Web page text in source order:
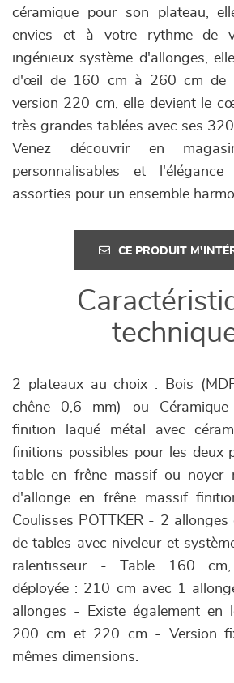
céramique pour son plateau,
envies et à votre rythme de
ingénieux système d'allonges,
d'œil de 160 cm à 260 cm de
version 220 cm, elle devient le
très grandes tablées avec ses
Venez découvrir en
personnalisables et
assorties pour un ensemble
CE PRODUIT
2 plateaux au choix : Bois
chêne 0,6 mm) ou Céramique
finition laqué métal avec
finitions possibles pour les deux
table en frêne massif ou noyer
d'allonge en frêne massif
Coulisses POTTKER - 2
de tables avec niveleur et
ralentisseur - Table 160
déployée : 210 cm avec 1
allonges - Existe également en
200 cm et 220 cm - Version
mêmes dimensions.